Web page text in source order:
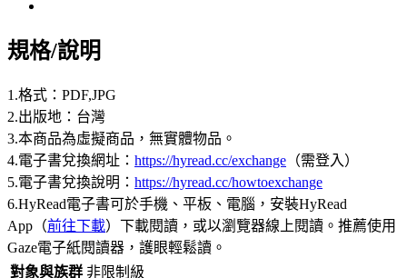
規格/說明
1.格式：PDF,JPG
2.出版地：台灣
3.本商品為虛擬商品，無實體物品。
4.電子書兌換網址： https://hyread.cc/exchange （需登入）
5.電子書兌換說明： https://hyread.cc/howtoexchange
6.HyRead電子書可於手機、平板、電腦，安裝HyRead
App（前往下載）下載閱讀，或以瀏覽器線上閱讀。推薦使用
Gaze電子紙閱讀器，護眼輕鬆讀。
對象與族群 非限制級